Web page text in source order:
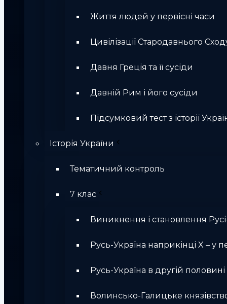
Життя людей у первісні часи
Цивілізації Стародавнього
Давня Греція та її сусіди
Давній Рим і його сусіди
Підсумковий тест з історії
Історія України
Тематичний контроль
7 клас
Виникнення і становлення
Русь-Україна наприкінці X – у
Русь-Україна в другій половині
Волинсько-Галицьке